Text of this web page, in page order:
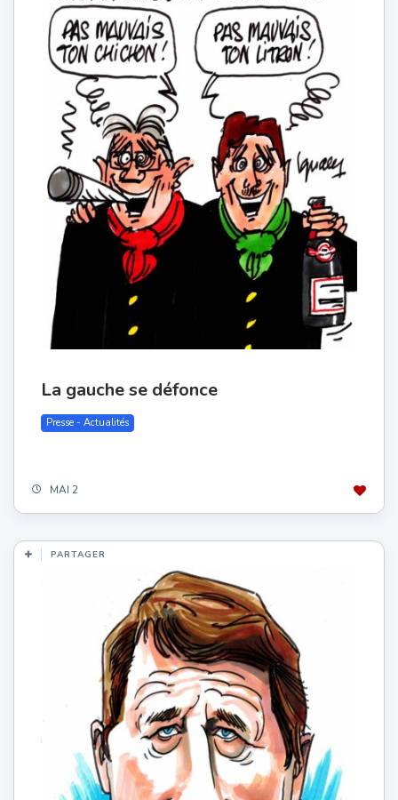
La gauche se défonce
Presse - Actualités
MAI 2
PARTAGER